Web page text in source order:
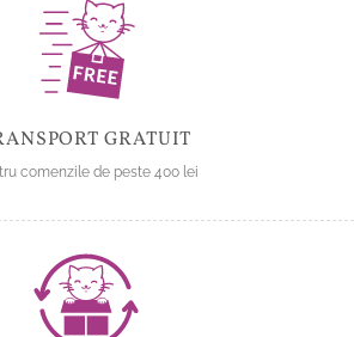
alese
în
pagina
produsului.
GRATUIT
comenzile de peste 400 lei